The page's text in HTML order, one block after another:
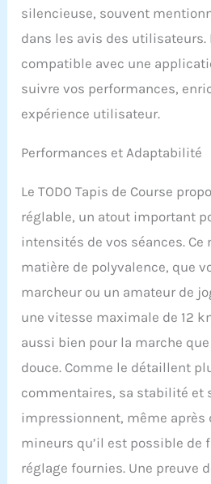
Son
ses
et le
À ce
zone
de
walking
d'un
allant
moteur
silencieuse, souvent
dans les avis des utilisateurs.
compatible avec une
suivre vos performances,
expérience utilisateur.
Performances et Adaptabilité
Le TODO Tapis de Course
réglable, un atout important
intensités de vos séances. Ce
matière de polyvalence, que
marcheur ou un amateur de
une vitesse maximale de 12
aussi bien pour la marche
douce. Comme le détaillent
commentaires, sa stabilité et
impressionnent, même après
mineurs qu’il est possible de
réglage fournies. Une preuve